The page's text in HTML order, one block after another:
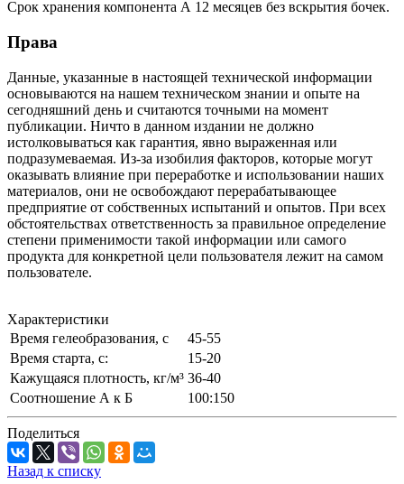
Срок хранения компонента А 12 месяцев без вскрытия бочек.
Права
Данные, указанные в настоящей технической информации
основываются на нашем техническом знании и опыте на
сегодняшний день и считаются точными на момент
публикации. Ничто в данном издании не должно
истолковываться как гарантия, явно выраженная или
подразумеваемая. Из-за изобилия факторов, которые могут
оказывать влияние при переработке и использовании наших
материалов, они не освобождают перерабатывающее
предприятие от собственных испытаний и опытов. При всех
обстоятельствах ответственность за правильное определение
степени применимости такой информации или самого
продукта для конкретной цели пользователя лежит на самом
пользователе.
Характеристики
Время гелеобразования, с
45-55
Время старта, с:
15-20
Кажущаяся плотность, кг/м³ 36-40
Соотношение А к Б
100:150
Поделиться
Назад к списку